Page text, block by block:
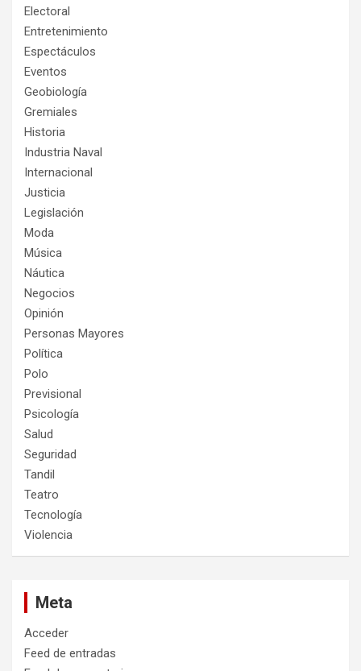
Electoral
Entretenimiento
Espectáculos
Eventos
Geobiología
Gremiales
Historia
Industria Naval
Internacional
Justicia
Legislación
Moda
Música
Náutica
Negocios
Opinión
Personas Mayores
Política
Polo
Previsional
Psicología
Salud
Seguridad
Tandil
Teatro
Tecnología
Violencia
Meta
Acceder
Feed de entradas